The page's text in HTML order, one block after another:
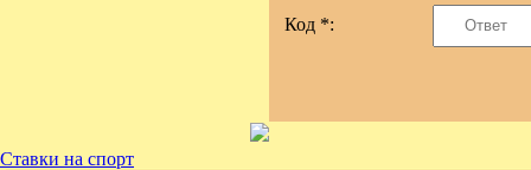
Код *:
Ставки на спорт